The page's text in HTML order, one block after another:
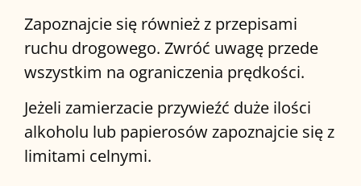
Zapoznajcie się również z przepisami
ruchu drogowego. Zwróć uwagę przede
wszystkim na ograniczenia prędkości.
Jeżeli zamierzacie przywieźć duże ilości
alkoholu lub papierosów zapoznajcie się z
limitami celnymi.